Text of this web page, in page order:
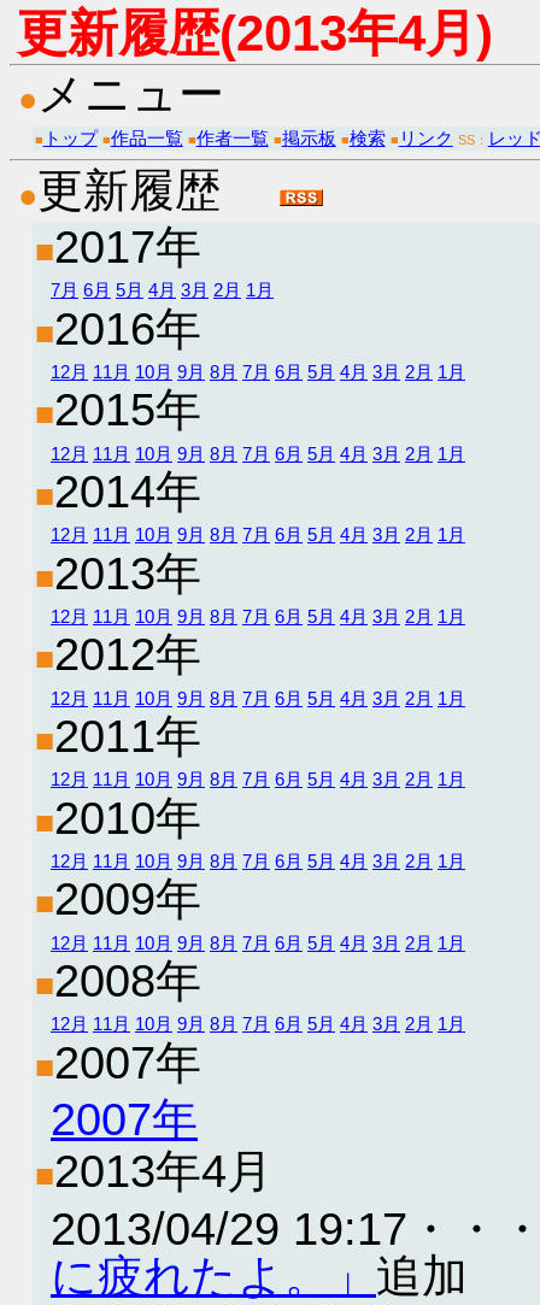
更新履歴(2013年4月)
● メニュー
■ トップ ■作品一覧 ■作者一覧 ■掲示板 ■検索 ■ リンク SS： レッ
●更新履歴
■2017年
7月 6月 5月 4月 3月 2月 1月
■2016年
12月 11月 10月 9月 8月 7月 6月 5月 4月 3月 2月 1月
■2015年
12月 11月 10月 9月 8月 7月 6月 5月 4月 3月 2月 1月
■2014年
12月 11月 10月 9月 8月 7月 6月 5月 4月 3月 2月 1月
■2013年
12月 11月 10月 9月 8月 7月 6月 5月 4月 3月 2月 1月
■2012年
12月 11月 10月 9月 8月 7月 6月 5月 4月 3月 2月 1月
■2011年
12月 11月 10月 9月 8月 7月 6月 5月 4月 3月 2月 1月
■2010年
12月 11月 10月 9月 8月 7月 6月 5月 4月 3月 2月 1月
■2009年
12月 11月 10月 9月 8月 7月 6月 5月 4月 3月 2月 1月
■2008年
12月 11月 10月 9月 8月 7月 6月 5月 4月 3月 2月 1月
■2007年
2007年
■2013年4月
2013/04/29 19:17・・
に疲れたよ。」 追加